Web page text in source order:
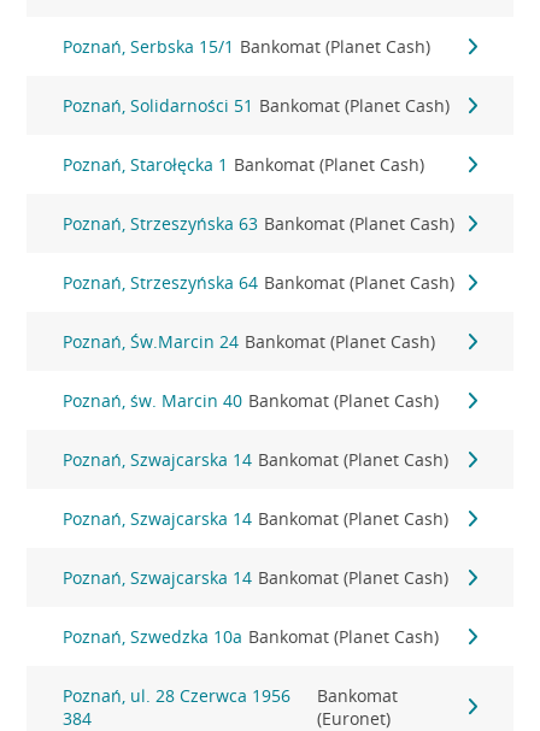
Poznań, Serbska 15/1 Bankomat (Planet Cash)
Poznań, Solidarności 51 Bankomat (Planet Cash)
Poznań, Starołęcka 1 Bankomat (Planet Cash)
Poznań, Strzeszyńska 63 Bankomat (Planet Cash)
Poznań, Strzeszyńska 64 Bankomat (Planet Cash)
Poznań, Św.Marcin 24 Bankomat (Planet Cash)
Poznań, św. Marcin 40 Bankomat (Planet Cash)
Poznań, Szwajcarska 14 Bankomat (Planet Cash)
Poznań, Szwajcarska 14 Bankomat (Planet Cash)
Poznań, Szwajcarska 14 Bankomat (Planet Cash)
Poznań, Szwedzka 10a Bankomat (Planet Cash)
Poznań, ul. 28 Czerwca 1956
384
Bankomat
(Euronet)